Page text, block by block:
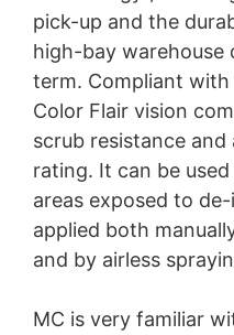
Colourful
Covestro
Why are art and
with industrial structures in
Covestro Deutschland AG,
manufacturers of high-
proofed that this can work
artist Martin Heuwold, they
warehouse into a gigantic
pick-up and the
high-bay warehouse
term. Compliant with
Color Flair vision
scrub resistance and
rating. It can be
areas exposed to
applied both
and by airless
MC is very familiar